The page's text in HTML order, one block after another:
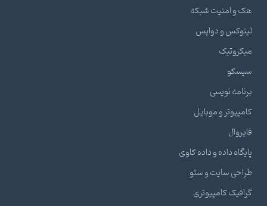
هک و امنیت شبکه
لینوکس و دواپس
میکروتیک
سیسکو
برنامه نویسی
کامپیوتر و موبایل
فایروال
پایگاه داده و داده کاوی
طراحی سایت و سئو
گرافیک کامپیوتری